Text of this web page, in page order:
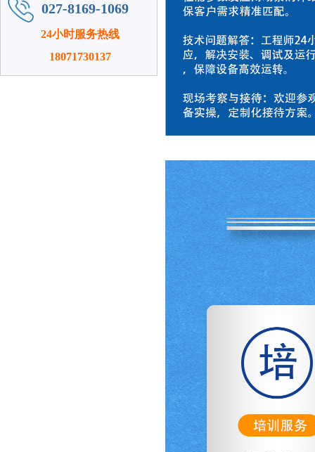
027-8169-1069
24小时服务热线
18071730137